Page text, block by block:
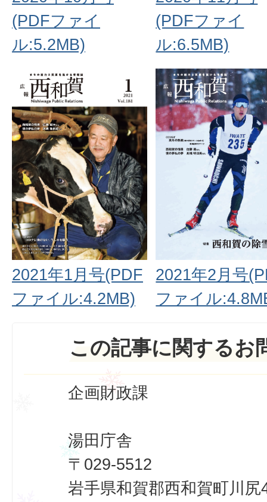
(PDFファイ
ル:5.2MB)
(PDFファイ
ル:6.5MB)
2021年1月号(PDF
ファイル:4.2MB)
2021年2月号
ファイル
この記事に関するお
企画財政課
湯田庁舎
〒029-5512
岩手県和賀郡西和賀町川